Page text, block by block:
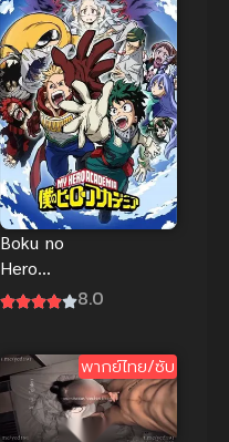
Boku no
Hero
Academia 48.0
พากย์ไทย/ซับ